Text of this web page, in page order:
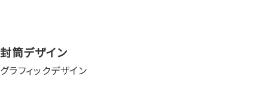
封筒デザイン
グラフィックデザイン